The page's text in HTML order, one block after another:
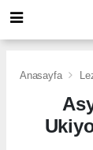
Anasayfa